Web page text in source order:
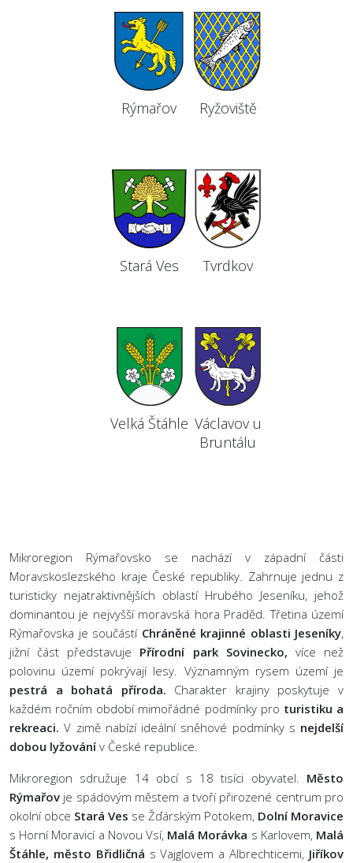
Rýmařov Ryžoviště
Stará Ves Tvrdkov
Velká Štáhle Václavov u
Bruntálu
Mikroregion Rýmařovsko se nachází v západní části
Moravskoslezského kraje České republiky. Zahrnuje jednu z
turisticky nejatraktivnějších oblastí Hrubého Jeseníku, jehož
dominantou je nejvyšší moravská hora Praděd. Třetina území
Rýmařovska je součástí Chráněné krajinné oblasti Jeseníky,
jižní část představuje Přírodní park Sovinecko, více než
polovinu území pokrývají lesy. Významným rysem území je
pestrá a bohatá příroda. Charakter krajiny poskytuje v
každém ročním období mimořádné podmínky pro turistiku a
rekreaci. V zimě nabízí ideální sněhové podmínky s nejdelší
dobou lyžovánív České republice.
Mikroregion sdružuje 14 obcí s 18 tisíci obyvatel. Město
Rýmařov je spádovým městem a tvoří přirozené centrum pro
okolní obce Stará Ves se Žďárským Potokem, Dolní Moravice
s Horní Moravicí a Novou Vsí, Malá Morávka s Karlovem, Malá
Štáhle, město Břidličná s Vajglovem a Albrechticemi, Jiříkov